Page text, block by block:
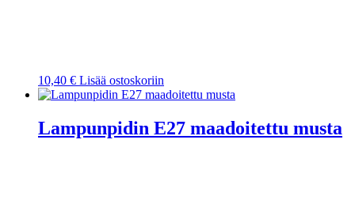
10,40 € Lisää ostoskoriin
Lampunpidin E27 maadoitettu musta